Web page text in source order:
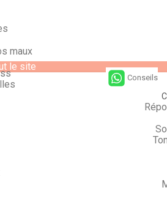
le site
maux
Conseils